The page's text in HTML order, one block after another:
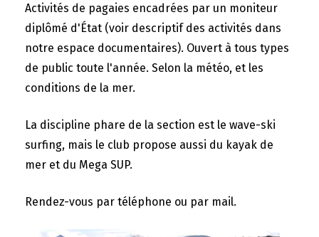
Activités de pagaies encadrées par un moniteur
diplômé d'État (voir descriptif des activités dans
notre espace documentaires). Ouvert à tous types
de public toute l'année. Selon la météo, et les
conditions de la mer.
La discipline phare de la section est le wave-ski
surfing, mais le club propose aussi du kayak de
mer et du Mega SUP.
Rendez-vous par téléphone ou par mail.